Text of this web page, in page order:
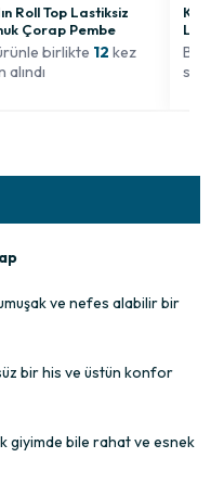
Roll Top Lastiksiz
Çorap Pembe
birlikte 12 kez
alındı
Bu
ve nefes alabilir bir
bir his ve üstün konfor
giyimde bile rahat ve esnek